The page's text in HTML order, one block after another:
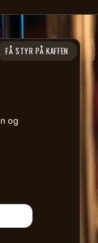
FÅ STYR PÅ KAFFEN
og